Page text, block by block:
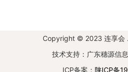
Copyright © 2023 连享会 .
技术支持：广东穗源信
ICP备案： 陕ICP备